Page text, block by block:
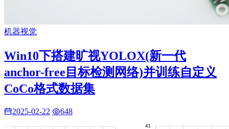
机器视觉
Win10下搭建旷视YOLOX(新一代
anchor-free目标检测网络)并训练自定义
CoCo格式数据集
2025-02-22 648